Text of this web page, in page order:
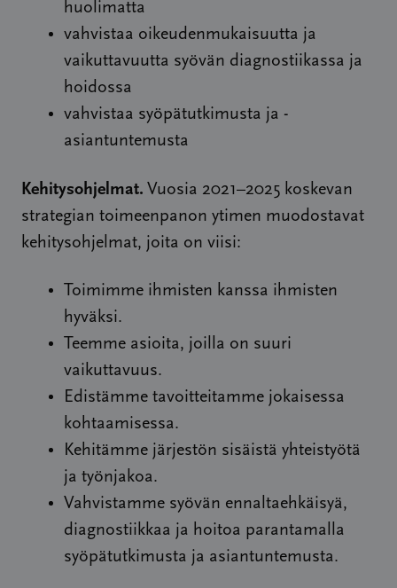
huolimatta
vahvistaa oikeudenmukaisuutta ja
vaikuttavuutta syövän diagnostiikassa ja
hoidossa
vahvistaa syöpätutkimusta ja -
asiantuntemusta
Kehitysohjelmat. Vuosia 2021–2025 koskevan
strategian toimeenpanon ytimen muodostavat
kehitysohjelmat, joita on viisi:
Toimimme ihmisten kanssa ihmisten
hyväksi.
Teemme asioita, joilla on suuri
vaikuttavuus.
Edistämme tavoitteitamme jokaisessa
kohtaamisessa.
Kehitämme järjestön sisäistä yhteistyötä
ja työnjakoa.
Vahvistamme syövän ennaltaehkäisyä,
diagnostiikkaa ja hoitoa parantamalla
syöpätutkimusta ja asiantuntemusta.